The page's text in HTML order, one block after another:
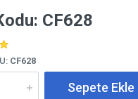
CF628
CF628
Sepete Ekle